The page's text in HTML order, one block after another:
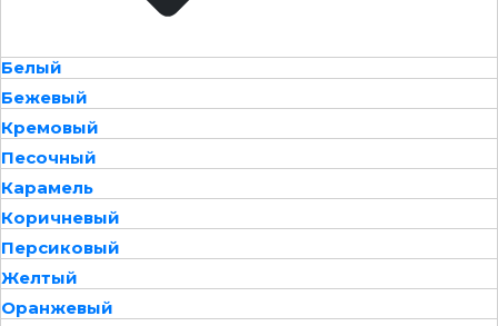
Белый
Бежевый
Кремовый
Песочный
Карамель
Коричневый
Персиковый
Желтый
Оранжевый